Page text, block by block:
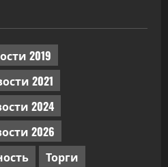
2019
2021
2024
2026
Торги